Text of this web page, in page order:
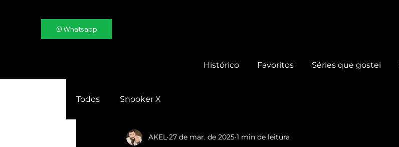
Whatsapp
Histórico Favoritos Séries que gostei
Todos Snooker X
AKEL 27 de mar. de 2025 1 min de leitura